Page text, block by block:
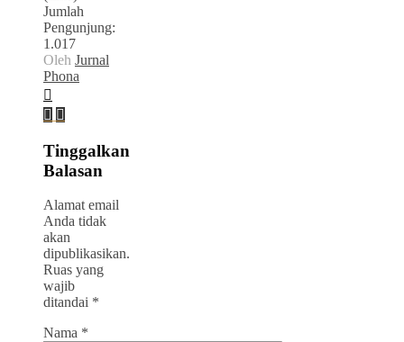
Jumlah
Pengunjung:
1.017
Oleh Jurnal
Phona
Tinggalkan
Balasan
Alamat email
Anda tidak
akan
dipublikasikan.
Ruas yang
wajib
ditandai *
Nama *